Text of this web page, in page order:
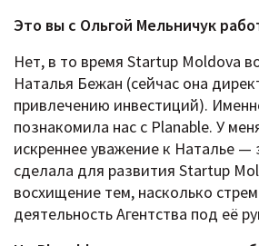
Это вы с Ольгой Мельничук
Нет, в то время Startup Moldova
Наталья Бежан (сейчас она
привлечению инвестиций).
познакомила нас с Planable. У
искреннее уважение к Наталье —
сделала для развития Startup
восхищение тем, насколько
деятельность Агентства под её